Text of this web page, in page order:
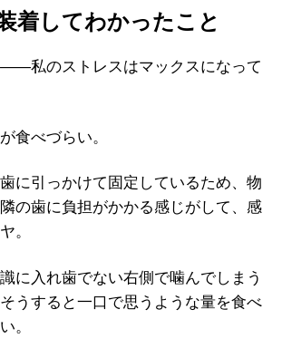
着してわかったこと
私のストレスはマックスになって
食べづらい。
に引っかけて固定しているため、物
の歯に負担がかかる感じがして、感
。
に入れ歯でない右側で噛んでしまう
うすると一口で思うような量を食べ
。